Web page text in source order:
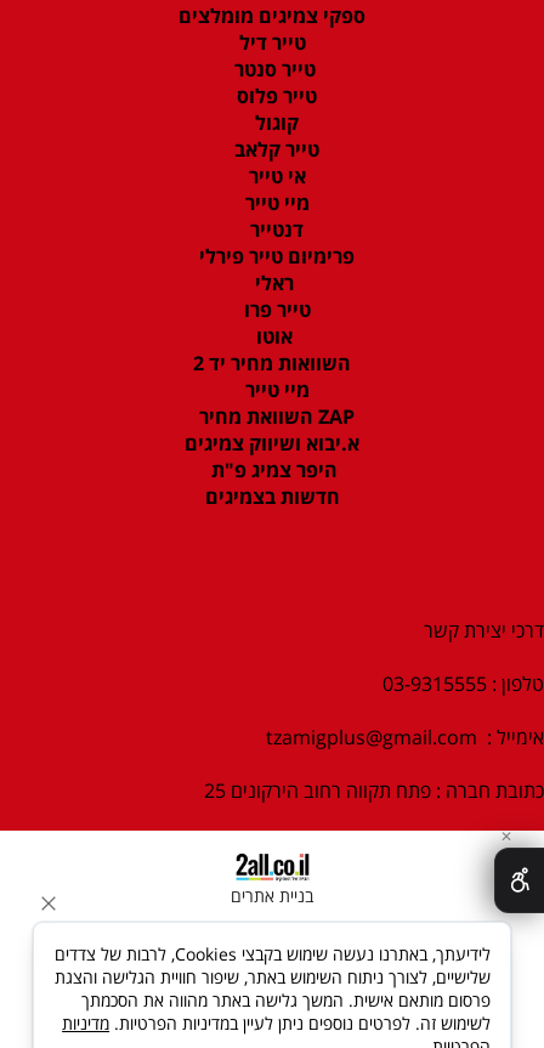
ספקי צמיגים מומלצים
טייר דיל
טייר סנטר
טייר פלוס
קוגול
טייר קלאב
אי טייר
מיי טייר
דנטייר
פרימיום טייר פירלי
ראלי
טייר פרו
אוטו
השוואות מחיר יד 2
מיי טייר
ZAP השוואת מחיר
א.יבוא ושיווק צמיגים
היפר צמיג פ"ת
חדשות בצמיגים
דרכי יצירת קשר
טלפון : 03-9315555
אימייל : tzamigplus@gmail.com
כתובת חברה : פתח תקווה רחוב הירקונים 25
בניית אתרים
✕
לידיעתך, באתרנו נעשה שימוש בקבצי Cookies, לרבות של צדדים
שלישיים, לצורך ניתוח השימוש באתר, שיפור חוויית הגלישה והצגת
פרסום מותאם אישית. המשך גלישה באתר מהווה את הסכמתך
לשימוש זה. לפרטים נוספים ניתן לעיין במדיניות הפרטיות. מדיניות